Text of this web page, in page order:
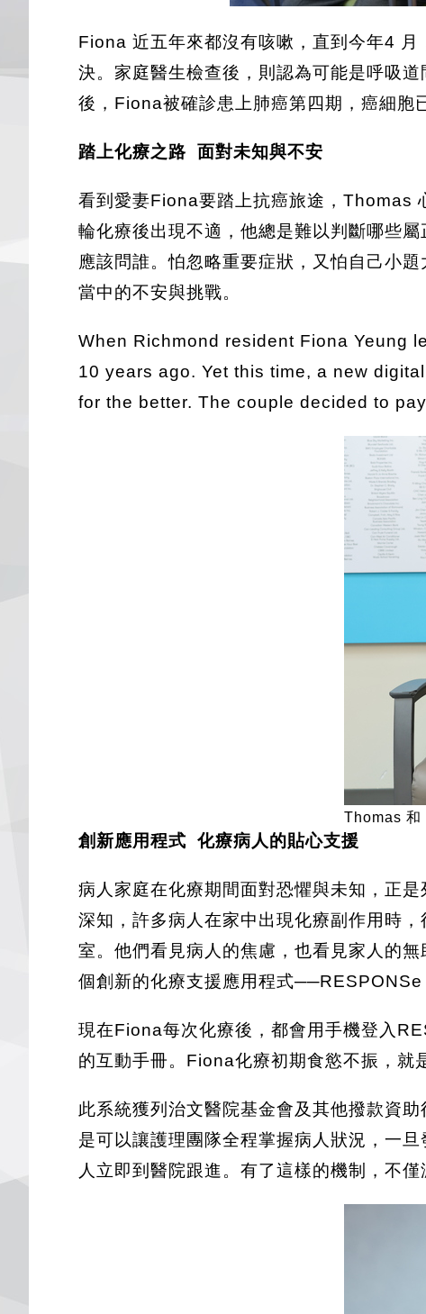
Fiona 近五年來都沒有咳嗽，直到今年4
決。家庭醫生檢查後，則認為可能是呼吸
後，Fiona被確診患上肺癌第四期，癌細胞
踏上化療之路 面對未知與不安
看到愛妻Fiona要踏上抗癌旅途，Thomas
輪化療後出現不適，他總是難以判斷哪些
應該問誰。怕忽略重要症狀，又怕自己小
當中的不安與挑戰。
When Richmond resident Fiona Yeung
10 years ago. Yet this time, a new
for the better. The couple decided to
Thomas 和
創新應用程式 化療病人的貼心支援
病人家庭在化療期間面對恐懼與未知，正
深知，許多病人在家中出現化療副作用時
室。他們看見病人的焦慮，也看見家人的
個創新的化療支援應用程式──RESPONSe
現在Fiona每次化療後，都會用手機登入
的互動手冊。Fiona化療初期食慾不振，就
此系統獲列治文醫院基金會及其他撥款資
是可以讓護理團隊全程掌握病人狀況，一
人立即到醫院跟進。有了這樣的機制，不